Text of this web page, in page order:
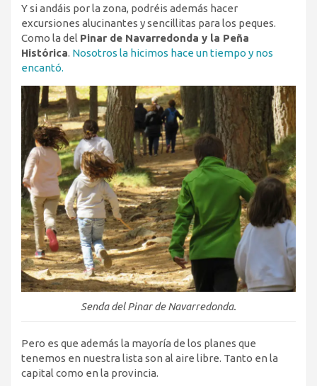
Y si andáis por la zona, podréis además hacer
excursiones alucinantes y sencillitas para los peques.
Como la del Pinar de Navarredonda y la Peña
Histórica. Nosotros la hicimos hace un tiempo y nos
encantó.
Senda del Pinar de Navarredonda.
Pero es que además la mayoría de los planes que
tenemos en nuestra lista son al aire libre. Tanto en la
capital como en la provincia.